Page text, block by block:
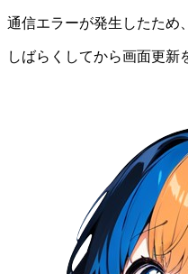
通信エラーが発生したため、
しばらくしてから画面更新